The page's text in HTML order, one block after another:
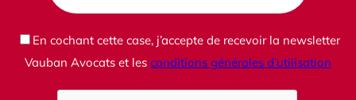
En cochant cette case, j’accepte de recevoir la newsletter
Vauban Avocats et les conditions générales d’utilisation